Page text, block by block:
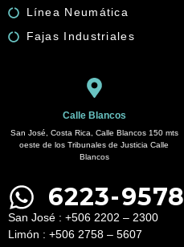
Línea Neumática
Fajas Industriales
Calle Blancos
San José, Costa Rica, Calle Blancos 150 mts
oeste de los Tribunales de Justicia Calle
Blancos
6223-9578
San José : +506 2202 – 2300
Limón : +506 2758 – 5607